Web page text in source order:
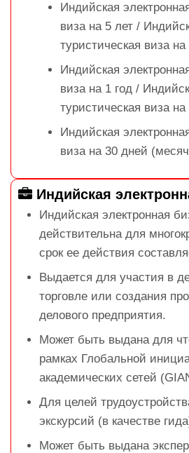
Индийская
виза на 5 лет /
туристическая виза
Индийская
виза на 1 год /
туристическая виза
Индийская
виза на 30 дней
Индийская
Индийская электронная
действительна для
срок ее действия
Выдается для участия в
торговле или создания
делового предприятия.
Может быть выдана для
рамках Глобальной
академических сетей
Для целей
экскурсий (в качестве
Может быть выдана